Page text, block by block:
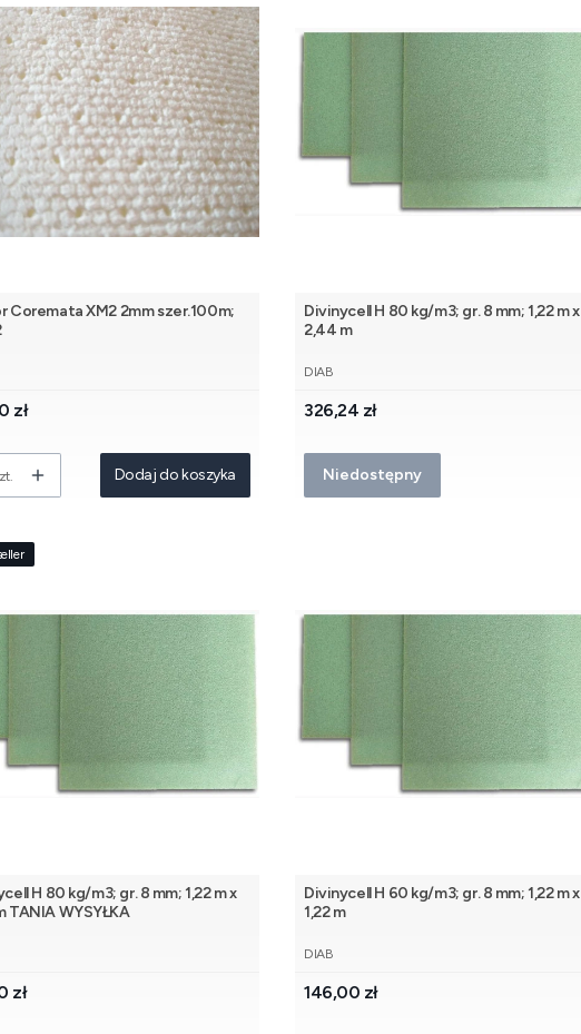
Coremata XM2 2mm szer.100m;
zł
Dodaj do koszyka
Divinycell H 80 kg/m3; gr. 8 mm; 1,22 m x
2,44 m
PRODUCENT
DIAB
Cena
326,24 zł
Niedostępny
H 80 kg/m3; gr. 8 mm; 1,22 m x
TANIA WYSYŁKA
zł
Divinycell H 60 kg/m3; gr. 8 mm; 1,22 m x
1,22 m
PRODUCENT
DIAB
Cena
146,00 zł